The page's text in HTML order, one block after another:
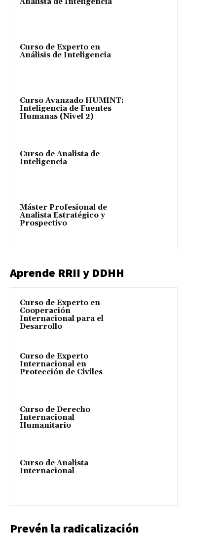
Curso de Experto en
Análisis de Inteligencia
Curso Avanzado HUMINT:
Inteligencia de Fuentes
Humanas (Nivel 2)
Curso de Analista de
Inteligencia
Máster Profesional de
Analista Estratégico y
Prospectivo
Aprende RRII y DDHH
Curso de Experto en
Cooperación
Internacional para el
Desarrollo
Curso de Experto
Internacional en
Protección de Civiles
Curso de Derecho
Internacional
Humanitario
Curso de Analista
Internacional
Prevén la radicalización